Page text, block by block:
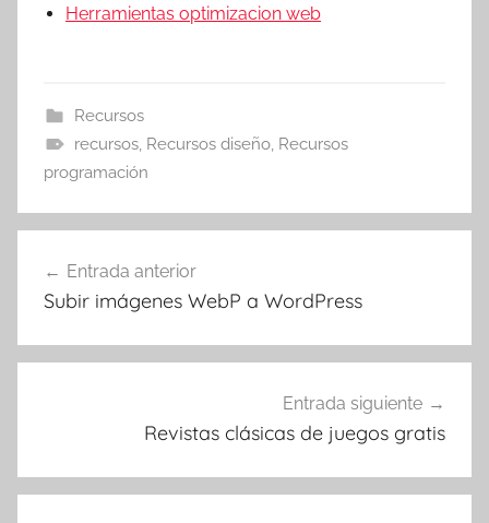
Herramientas optimizacion web
Recursos
recursos, Recursos diseño, Recursos
programación
de
Entrada anterior
Subir imágenes WebP a WordPress
Entrada siguiente
Revistas clásicas de juegos gratis